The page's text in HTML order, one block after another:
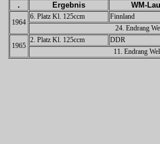
. Ergebnis WM-
1964
6. Platz Kl. 125ccm
Finnland
24. Endrang
1965
2. Platz Kl. 125ccm
DDR
11. Endrang